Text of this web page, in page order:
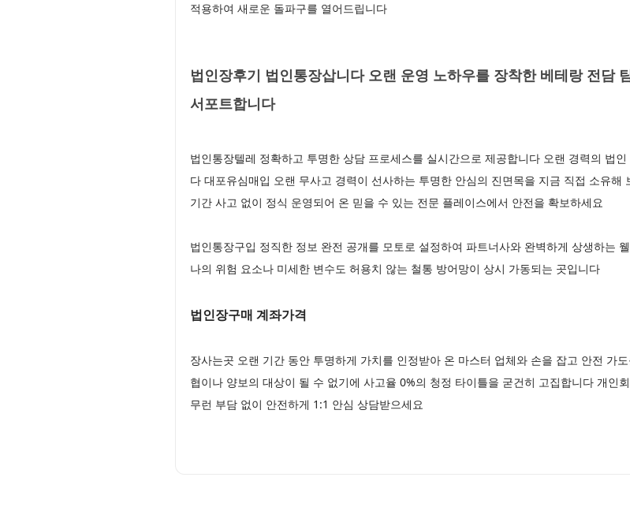
적용하여 새로운 돌파구를 열어드립니다
법인장후기 법인통장삽니다 오랜 운영 노하우를 장착한 베테랑 전담
서포트합니다
법인통장텔레 정확하고 투명한 상담 프로세스를 실시간으로 제공합니다 오랜 경력의 법
다 대포유심매입 오랜 무사고 경력이 선사하는 투명한 안심의 진면목을 지금 직접 소유해
기간 사고 없이 정식 운영되어 온 믿을 수 있는 전문 플레이스에서 안전을 확보하세요
법인통장구입 정직한 정보 완전 공개를 모토로 설정하여 파트너사와 완벽하게 상생하는
나의 위험 요소나 미세한 변수도 허용치 않는 철통 방어망이 상시 가동되는 곳입니다
법인장구매 계좌가격
장사는곳 오랜 기간 동안 투명하게 가치를 인정받아 온 마스터 업체와 손을 잡고 안전 가
협이나 양보의 대상이 될 수 없기에 사고율 0%의 청정 타이틀을 굳건히 고집합니다 개인
무런 부담 없이 안전하게 1:1 안심 상담받으세요